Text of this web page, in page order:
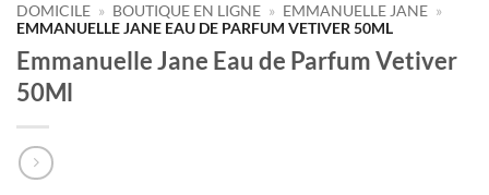
DOMICILE » BOUTIQUE EN LIGNE » EMMANUELLE JANE »
EMMANUELLE JANE EAU DE PARFUM VETIVER 50ML
Emmanuelle Jane Eau de Parfum Vetiver
50Ml